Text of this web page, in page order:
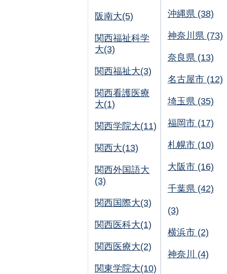
阪南大(5)
関西福祉科学
大(3)
関西福祉大(3)
関西看護医療
大(1)
関西学院大(11)
関西大(13)
関西外国語大
(3)
関西国際大(3)
関西医科大(1)
関西医療大(2)
関東学院大(10)
沖縄県 (38)
神奈川県 (73)
奈良県 (13)
名古屋市 (12)
埼玉県 (35)
福岡市 (17)
札幌市 (10)
大阪市 (16)
千葉県 (42)
(3)
横浜市 (2)
神奈川 (4)